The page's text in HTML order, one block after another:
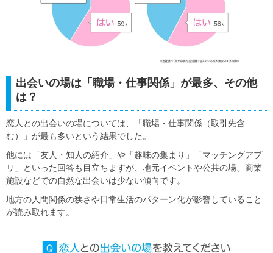
出会いの場は「職場・仕事関係」が最多、その他
は？
恋人との出会いの場については、「職場・仕事関係（取引先含
む）」が最も多いという結果でした。
他には「友人・知人の紹介」や「趣味の集まり」「マッチングアプ
リ」といった回答も目立ちますが、地元イベントや公共の場、商業
施設などでの自然な出会いは少ない傾向です。
地方の人間関係の狭さや日常生活のパターン化が影響していること
が読み取れます。